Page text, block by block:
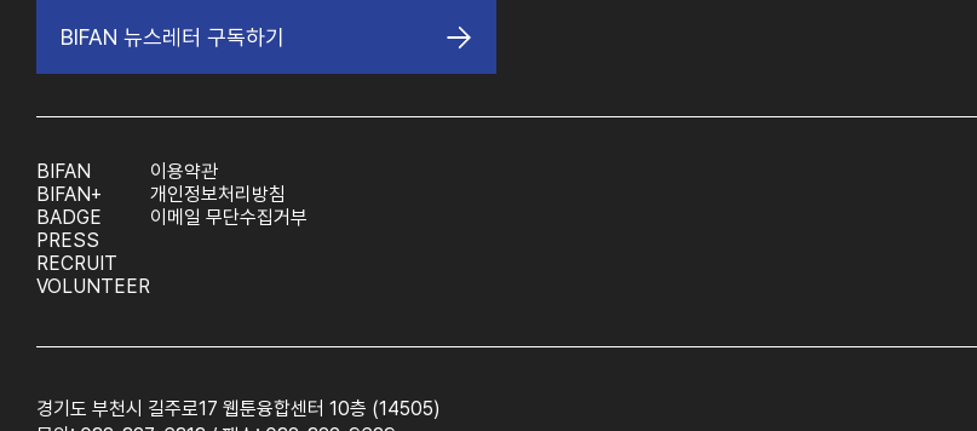
BIFAN 뉴스레터 구독하기
BIFAN
BIFAN+
BADGE
PRESS
RECRUIT
VOLUNTEER
이용약관
개인정보처리방침
이메일 무단수집거부
경기도 부천시 길주로17 웹툰융합센터 10층 (14505)